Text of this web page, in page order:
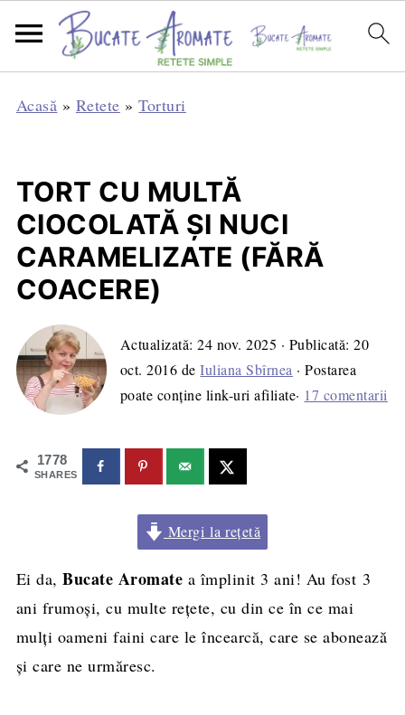
Acasă » Retete »Torturi
TORT CU MULTĂ
CIOCOLATĂ ŞI NUCI
CARAMELIZATE (FĂRĂ
COACERE)
Actualizată:24 nov. 2025 · Publicată:20
oct. 2016 deIuliana Sbîrnea · Postarea
poate conține link-uri afiliate· 17 comentarii
1778
SHARES
Mergi la rețetă
Ei da,Bucate Aromate a împlinit 3 ani! Au fost 3
ani frumoşi, cu multe reţete, cu din ce în ce mai
mulţi oameni faini care le încearcă, care se abonează
şi care ne urmăresc.